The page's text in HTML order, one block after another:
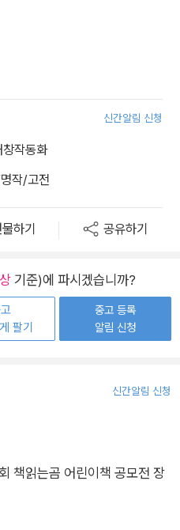
신간알림 신청
창작동화
작/고전
하기 공유하기
기준)에 파시겠습니까?
팔기
중고 등록
알림 신청
신간알림 신청
책읽는곰 어린이책 공모전 장